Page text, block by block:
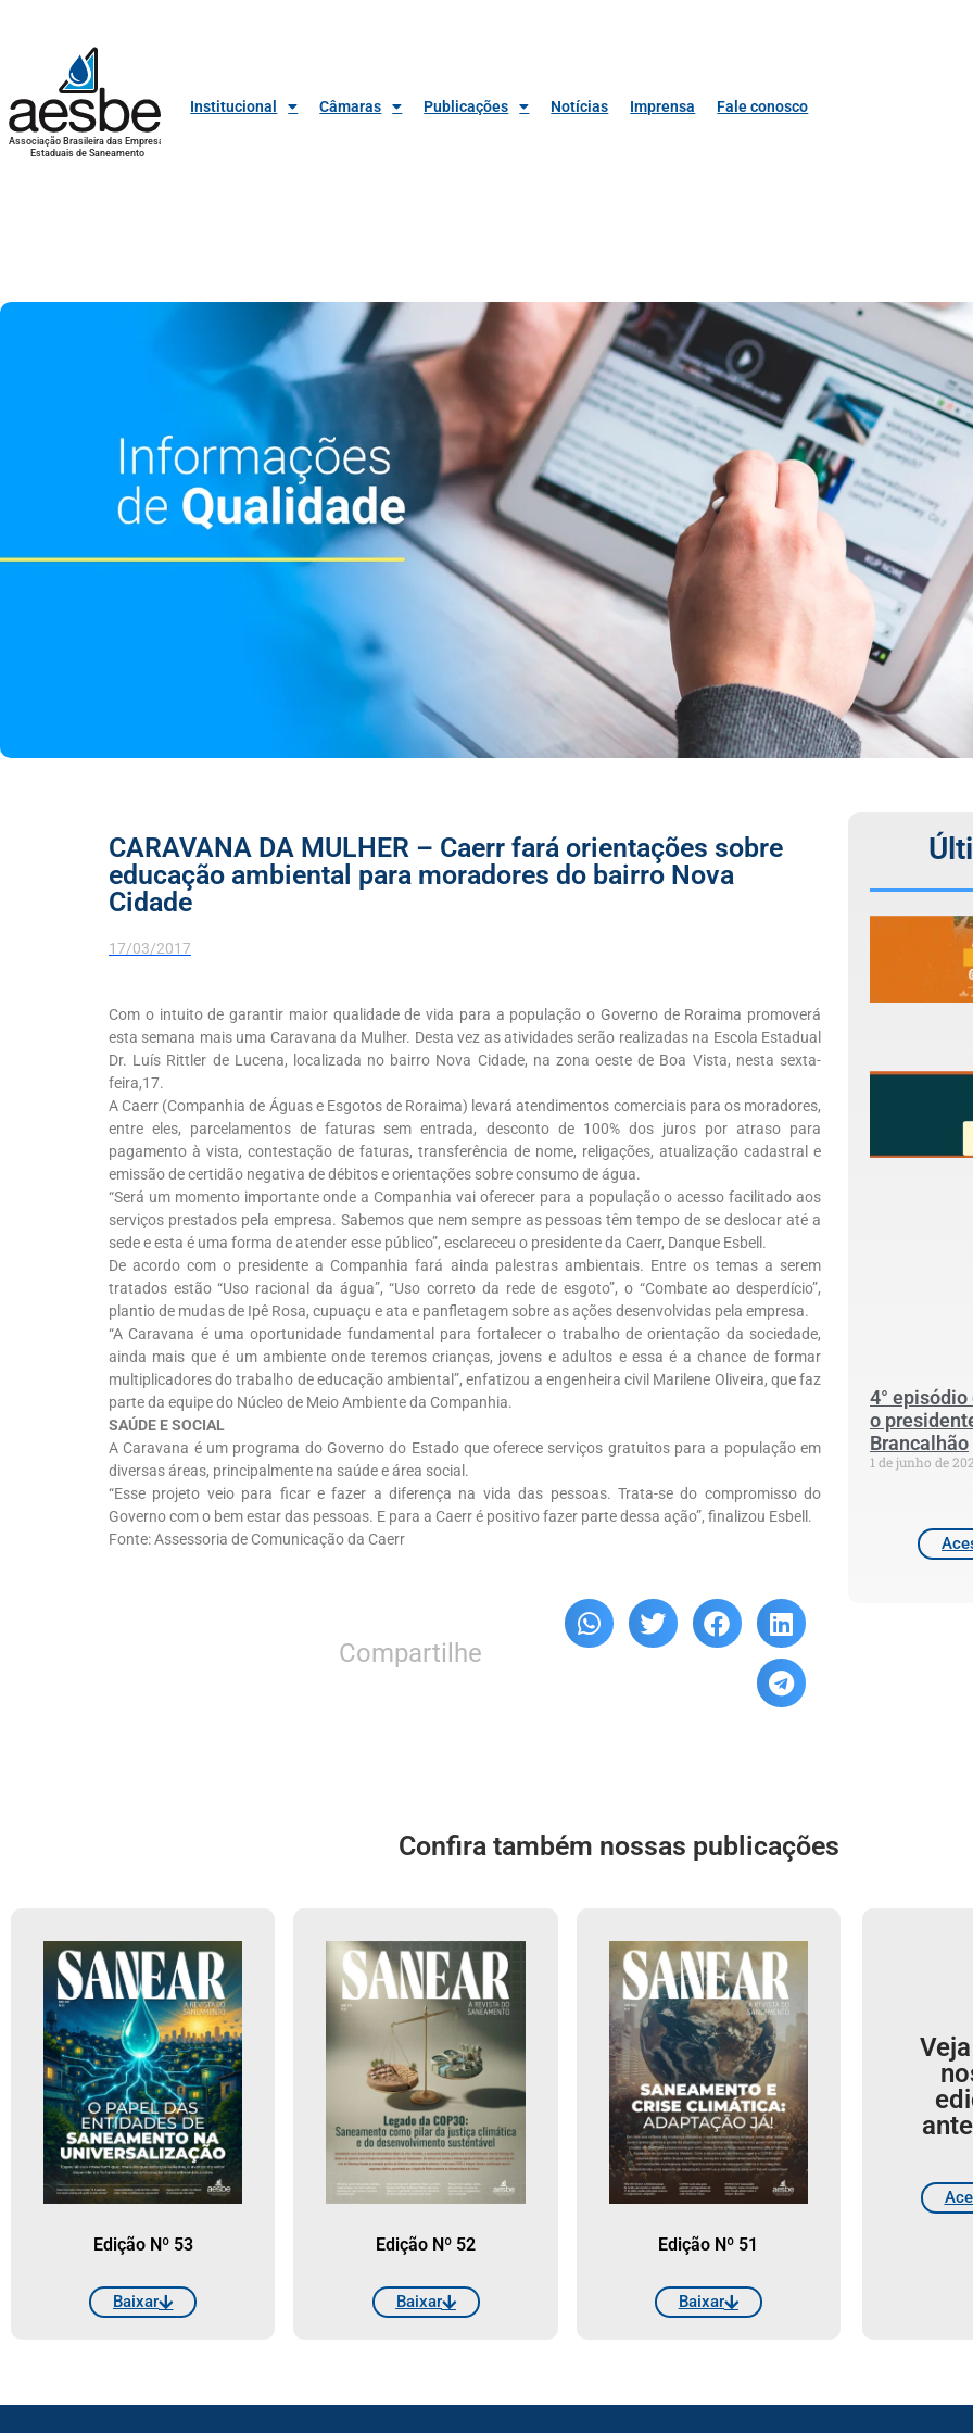
Associação Brasileira das Empresas
Estaduais de Saneamento
Institucional Câmaras Publicações Notícias Imprensa Fale conosco
CARAVANA DA MULHER – Caerr fará orientações sobre
educação ambiental para moradores do bairro Nova
Cidade
17/03/2017
Com o intuito de garantir maior qualidade de vida para a população o Governo de Roraima promoverá
esta semana mais uma Caravana da Mulher. Desta vez as atividades serão realizadas na Escola Estadual
Dr. Luís Rittler de Lucena, localizada no bairro Nova Cidade, na zona oeste de Boa Vista, nesta sexta-
feira,17.
A Caerr (Companhia de Águas e Esgotos de Roraima) levará atendimentos comerciais para os moradores,
entre eles, parcelamentos de faturas sem entrada, desconto de 100% dos juros por atraso para
pagamento à vista, contestação de faturas, transferência de nome, religações, atualização cadastral e
emissão de certidão negativa de débitos e orientações sobre consumo de água.
“Será um momento importante onde a Companhia vai oferecer para a população o acesso facilitado aos
serviços prestados pela empresa. Sabemos que nem sempre as pessoas têm tempo de se deslocar até a
sede e esta é uma forma de atender esse público”, esclareceu o presidente da Caerr, Danque Esbell.
De acordo com o presidente a Companhia fará ainda palestras ambientais. Entre os temas a serem
tratados estão “Uso racional da água”, “Uso correto da rede de esgoto”, o “Combate ao desperdício”,
plantio de mudas de Ipê Rosa, cupuaçu e ata e panfletagem sobre as ações desenvolvidas pela empresa.
“A Caravana é uma oportunidade fundamental para fortalecer o trabalho de orientação da sociedade,
ainda mais que é um ambiente onde teremos crianças, jovens e adultos e essa é a chance de formar
multiplicadores do trabalho de educação ambiental”, enfatizou a engenheira civil Marilene Oliveira, que faz
parte da equipe do Núcleo de Meio Ambiente da Companhia.
SAÚDE E SOCIAL
A Caravana é um programa do Governo do Estado que oferece serviços gratuitos para a população em
diversas áreas, principalmente na saúde e área social.
“Esse projeto veio para ficar e fazer a diferença na vida das pessoas. Trata-se do compromisso do
Governo com o bem estar das pessoas. E para a Caerr é positivo fazer parte dessa ação”, finalizou Esbell.
Fonte: Assessoria de Comunicação da Caerr
Compartilhe
4°
o
Brancalhão
1 de junho de
Confira também nossas publicações
Edição Nº 53
Baixar
Edição Nº 52
Baixar
Edição Nº 51
Baixar